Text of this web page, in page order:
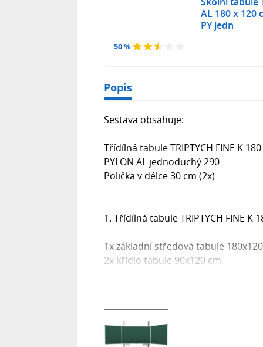
50 %
AL 180 x 120
PY jedn
Popis
Sestava obsahuje:
Třídílná tabule TRIPTYCH FINE K
PYLON AL jednoduchý 290
Polička v délce 30 cm (2x)
1. Třídílná tabule TRIPTYCH FINE K
1x základní středová tabule
2x křídlo tabule 90x120 cm
Barva povrchu: zelená